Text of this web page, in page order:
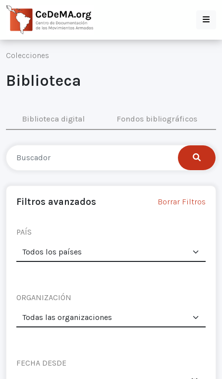
Colecciones
Biblioteca
Biblioteca digital Fondos bibliográficos
Filtros avanzados Borrar Filtros
PAÍS
ORGANIZACIÓN
FECHA DESDE